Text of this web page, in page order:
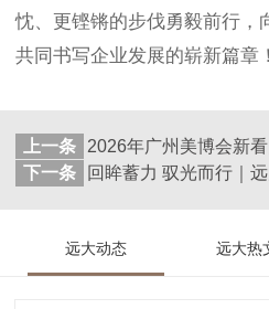
忱、更铿锵的步伐勇毅前行，
共同书写企业发展的崭新篇章！
上一条
2026年广州美博会新看点｜远大美业携KB-120
下一条
回眸蓄力 驭光而行｜远大美
远大动态 远大热